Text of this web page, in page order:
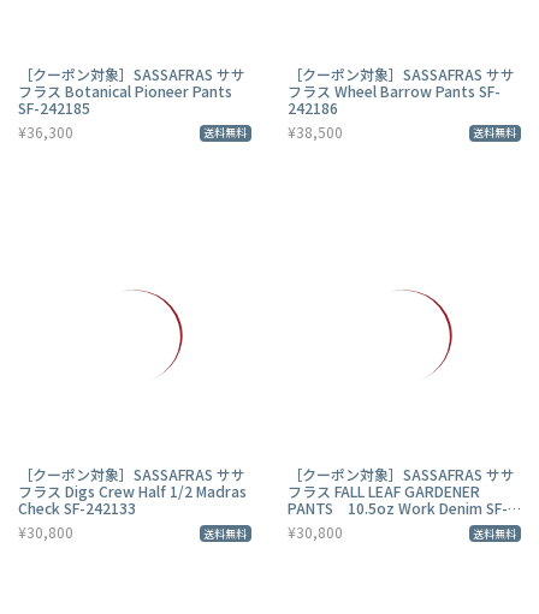
［クーポン対象］SASSAFRAS ササ
フラス Botanical Pioneer Pants
SF-242185
¥36,300
送料無料
［クーポン対象］SASSAFRAS ササ
フラス Wheel Barrow Pants SF-
242186
¥38,500
送料無料
［クーポン対象］SASSAFRAS ササ
フラス Digs Crew Half 1/2 Madras
Check SF-242133
¥30,800
送料無料
［クーポン対象］SASSAFRAS ササ
フラス FALL LEAF GARDENER
PANTS 10.5oz Work Denim SF-
242115
¥30,800 送料無料